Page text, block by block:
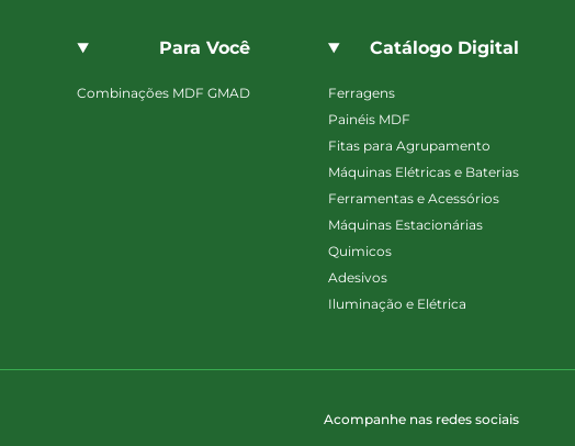
Para Você
Combinações MDF GMAD
Catálogo Digital
Ferragens
Painéis MDF
Fitas para Agrupamento
Máquinas Elétricas e Baterias
Ferramentas e Acessórios
Máquinas Estacionárias
Quimicos
Adesivos
Iluminação e Elétrica
Acompanhe nas redes sociais